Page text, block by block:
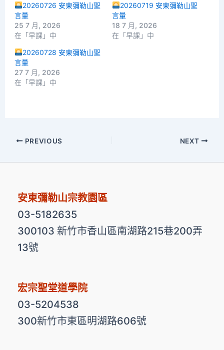
20260726 安東彌勒山聖
言量
25 7 月, 2026
在「早課」中
20260719 安東彌勒山聖
言量
18 7 月, 2026
在「早課」中
20260728 安東彌勒山聖
言量
27 7 月, 2026
在「早課」中
PREVIOUS NEXT
安東彌勒山宗教園區
03-5182635
300103 新竹市香山區南湖路215巷200弄
13號
宏宗聖堂道學院
03-5204538
300新竹市東區明湖路606號